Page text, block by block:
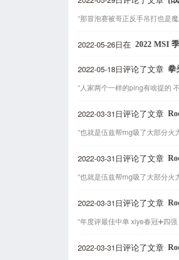
“那冒泡赛被哥正反手吊打也是
2022-05-26日在 2022 MSI
2022-05-18日评论了文章 拳
“人家两个一样的ping有啥提的
2022-03-31日评论了文章
“也就是伍兹帮rng吸了大部分火
2022-03-31日评论了文章
“也就是伍兹帮rng吸了大部分火
2022-03-31日评论了文章
“年度评最佳中单 xiye春冠➕四
2022-03-31日评论了文章